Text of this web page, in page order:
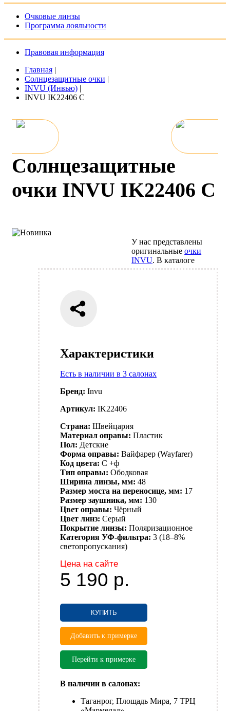
Очковые линзы
Программа лояльности
Правовая информация
Главная |
Солнцезащитные очки |
INVU (Инвью) |
INVU IK22406 C
Солнцезащитные
очки INVU IK22406 C
Характеристики
Есть в наличии в 3 салонах
Бренд: Invu
Артикул: IK22406
Страна: Швейцария
Материал оправы: Пластик
Пол: Детские
Форма оправы: Вайфарер (Wayfarer)
Код цвета: C +ф
Тип оправы: Ободковая
Ширина линзы, мм: 48
Размер моста на переносице, мм: 17
Размер заушника, мм: 130
Цвет оправы: Чёрный
Цвет линз: Серый
Покрытие линзы: Поляризационное
Категория УФ-фильтра: 3 (18–8%
светопропускания)
Цена на сайте
5 190 р.
КУПИТЬ
Добавить к примерке
Перейти к примерке
В наличии в салонах:
Таганрог, Площадь Мира, 7 ТРЦ
У нас представлены
оригинальныеочки
INVU. В каталоге